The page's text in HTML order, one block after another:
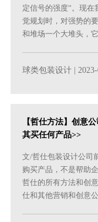
定信号的强度”。现
觉规划时，对强势的
和堆场一个大堆头，
球类包装设计 |
【哲仕方法】创意
其买任何产品>>
文/哲仕包装设计公司
购买产品，不是帮助
哲仕的所有方法和创
仕和其他营销和创意